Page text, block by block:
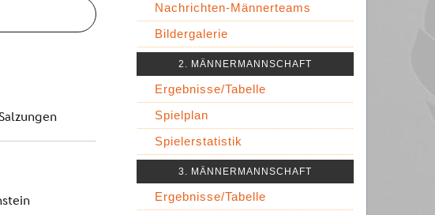
Nachrichten-Männerteams
Bildergalerie
2. MÄNNERMANNSCHAFT
Ergebnisse/Tabelle
Spielplan
Spielerstatistik
3. MÄNNERMANNSCHAFT
Ergebnisse/Tabelle